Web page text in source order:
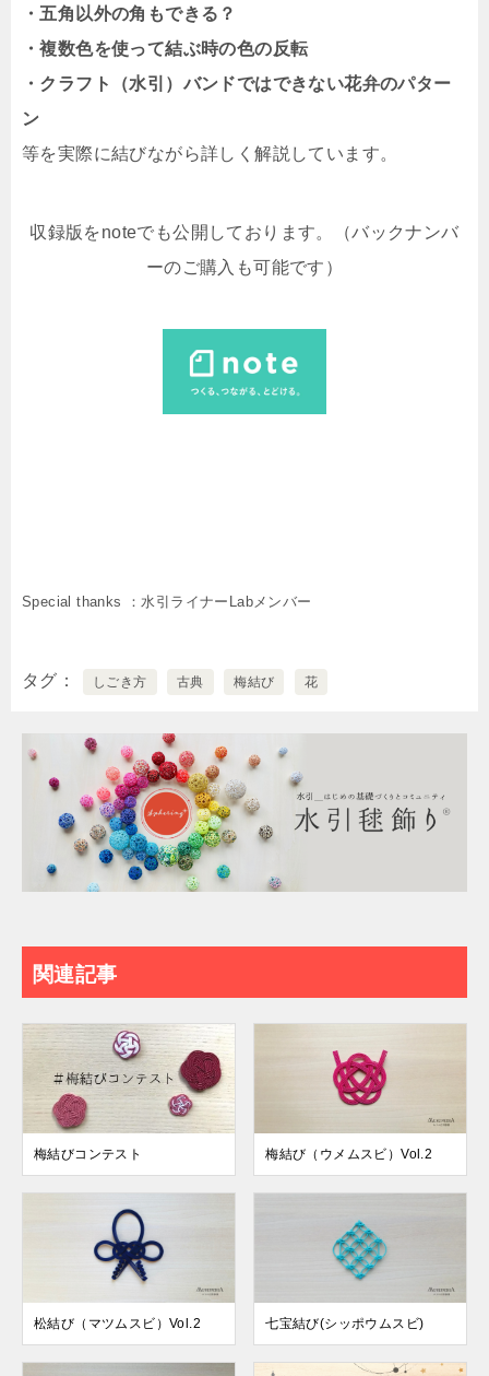
・五角以外の角もできる？
・複数色を使って結ぶ時の色の反転
・クラフト（水引）バンドではできない花弁のパター
ン
等を実際に結びながら詳しく解説しています。
収録版をnoteでも公開しております。（バックナンバ
ーのご購入も可能です）
Special thanks ：水引ライナーLabメンバー
タグ しごき方 古典 梅結び 花
関連記事
梅結びコンテスト 梅結び（ウメムスビ）Vol.2
松結び（マツムスビ）Vol.2 七宝結び(シッポウムスビ)